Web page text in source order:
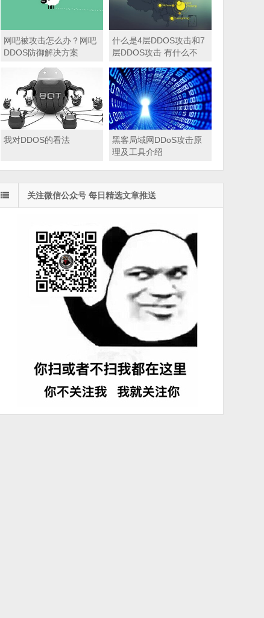
网吧被攻击怎么办？网吧
DDOS防御解决方案
什么是4层DDOS攻击和7
层DDOS攻击 有什么不
我对DDOS的看法
黑客局域网DDoS攻击原
理及工具介绍
关注微信公众号 每日精选文章推送